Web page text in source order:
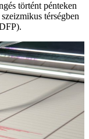
történt pénteken
térségben